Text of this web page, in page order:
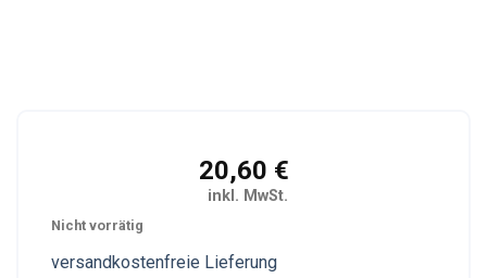
20,60 €
inkl. MwSt.
Nicht vorrätig
versandkostenfreie Lieferung